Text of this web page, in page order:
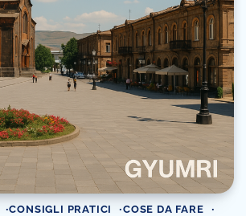
CONSIGLI PRATICI
COSE DA FARE